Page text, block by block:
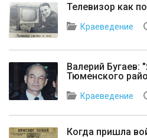
Телевизор как
Краеведение
Валерий Бугаев:
Тюменского
Краеведение
Когда пришла